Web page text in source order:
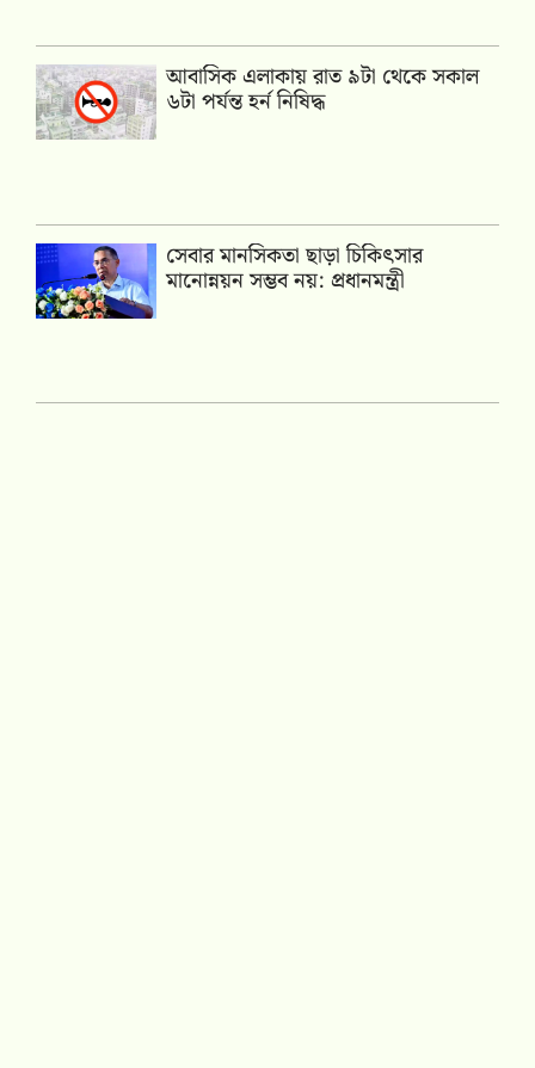
আবাসিক এলাকায় রাত ৯টা থেকে সকাল
৬টা পর্যন্ত হর্ন নিষিদ্ধ
সেবার মানসিকতা ছাড়া চিকিৎসার
মানোন্নয়ন সম্ভব নয়: প্রধানমন্ত্রী